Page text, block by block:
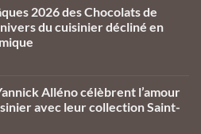
2026 des Chocolats de
du cuisinier décliné en
Alléno célèbrent l’amour
avec leur collection Saint-